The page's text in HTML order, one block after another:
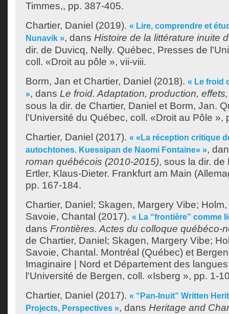
Timmes,, pp. 387-405.
Chartier, Daniel (2019). « Lire, comprendre et
Nunavik », dans Histoire de la littérature inuite
dir. de Duvicq, Nelly. Québec, Presses de
coll. «Droit au pôle », vii-viii.
Borm, Jan et Chartier, Daniel (2018). « Le froid
», dans Le froid. Adaptation, production,
sous la dir. de Chartier, Daniel et Borm, Jan.
l'Université du Québec, coll. «Droit au Pôle »,
Chartier, Daniel (2017). « «La réception critique
autochtones. Kuessipan de Naomi Fontaine» »,
roman québécois (2010-2015), sous la dir. de
Ertler, Klaus-Dieter. Frankfurt am Main
pp. 167-184.
Chartier, Daniel ; Skagen, Margery Vibe;
Savoie, Chantal (2017). « La “frontière” comme
dans Frontières. Actes du colloque québéco-
de Chartier, Daniel ; Skagen, Margery Vibe;
Savoie, Chantal . Montréal (Québec) et
Imaginaire | Nord et Département des
l'Université de Bergen, coll. «Isberg », pp. 1-
Chartier, Daniel (2017). « “Pan-Inuit” Written
Projects, Perspectives », dans Heritage and